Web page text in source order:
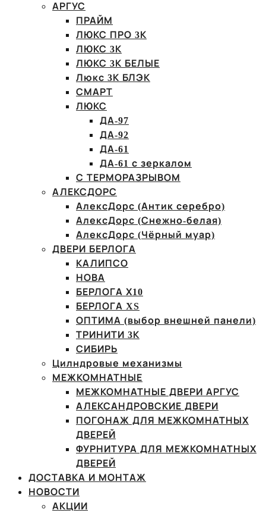
АРГУС
ПРАЙМ
ЛЮКС ПРО 3К
ЛЮКС 3К
ЛЮКС 3К БЕЛЫЕ
Люкс 3К БЛЭК
СМАРТ
ЛЮКС
ДА-97
ДА-92
ДА-61
ДА-61 с зеркалом
С ТЕРМОРАЗРЫВОМ
АЛЕКСДОРС
АлексДорс (Антик серебро)
АлексДорс (Снежно-белая)
АлексДорс (Чёрный муар)
ДВЕРИ БЕРЛОГА
КАЛИПСО
НОВА
БЕРЛОГА Х10
БЕРЛОГА XS
ОПТИМА (выбор внешней панели)
ТРИНИТИ 3К
СИБИРЬ
Цилндровые механизмы
МЕЖКОМНАТНЫЕ
МЕЖКОМНАТНЫЕ ДВЕРИ АРГУС
АЛЕКСАНДРОВСКИЕ ДВЕРИ
ПОГОНАЖ ДЛЯ МЕЖКОМНАТНЫХ
ДВЕРЕЙ
ФУРНИТУРА ДЛЯ МЕЖКОМНАТНЫХ
ДВЕРЕЙ
ДОСТАВКА И МОНТАЖ
НОВОСТИ
АКЦИИ